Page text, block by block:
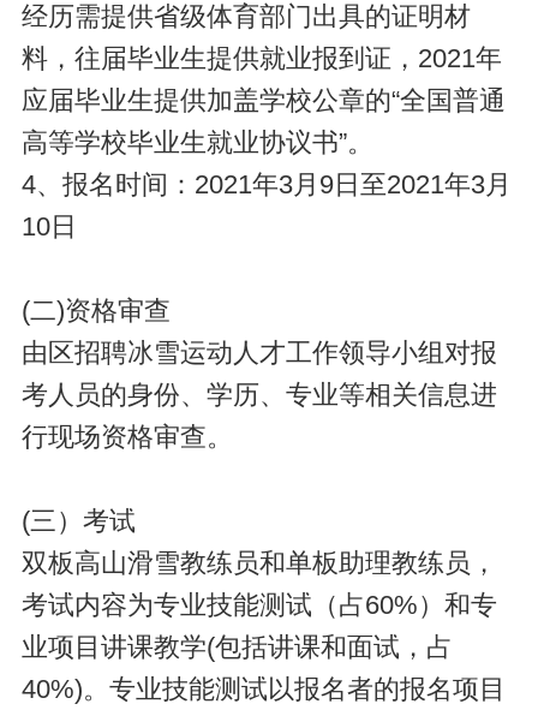
经历需提供省级体育部门出具的证明材
料，往届毕业生提供就业报到证，2021年
应届毕业生提供加盖学校公章的“全国普通
高等学校毕业生就业协议书”。
4、报名时间：2021年3月9日至2021年3月
10日
(二)资格审查
由区招聘冰雪运动人才工作领导小组对报
考人员的身份、学历、专业等相关信息进
行现场资格审查。
(三）考试
双板高山滑雪教练员和单板助理教练员，
考试内容为专业技能测试（占60%）和专
业项目讲课教学(包括讲课和面试，占
40%)。专业技能测试以报名者的报名项目